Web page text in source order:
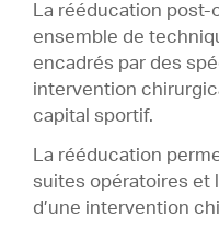
Durée
La rééducation
ensemble de
encadrés par des
intervention
capital sportif.
La rééducation
suites opératoires et
d’une intervention